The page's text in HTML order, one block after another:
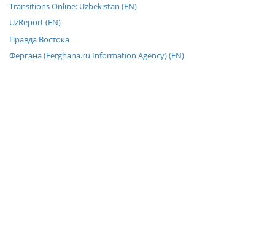
Transitions Online: Uzbekistan (EN)
UzReport (EN)
Правда Востока
Фергана (Ferghana.ru Information Agency) (EN)